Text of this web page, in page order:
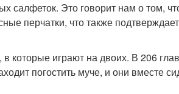
салфеток. Это говорит нам о том,
перчатки, что также
которые играют на двоих. В 206
погостить муче, и они вместе